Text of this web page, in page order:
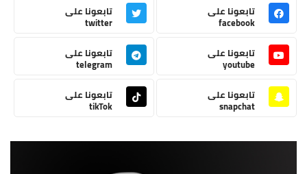
تابعونا على
facebook
تابعونا على
twitter
تابعونا على
youtube
تابعونا على
telegram
تابعونا على
snapchat
تابعونا على
tikTok